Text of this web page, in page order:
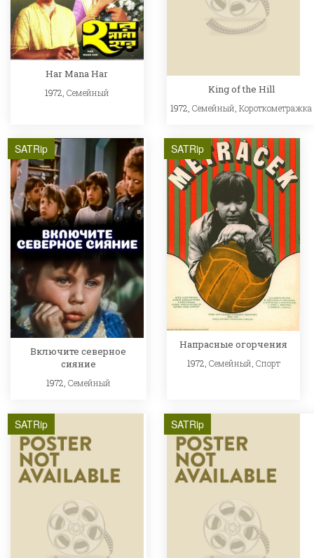
Har Mana Har
1972, Семейный King of the Hill
1972,Семейный ,Короткометражка
SATRip
Включите северное
сияние
1972, Семейный
SATRip
Напрасные огорчения
1972, Семейный Спорт
SATRip SATRip